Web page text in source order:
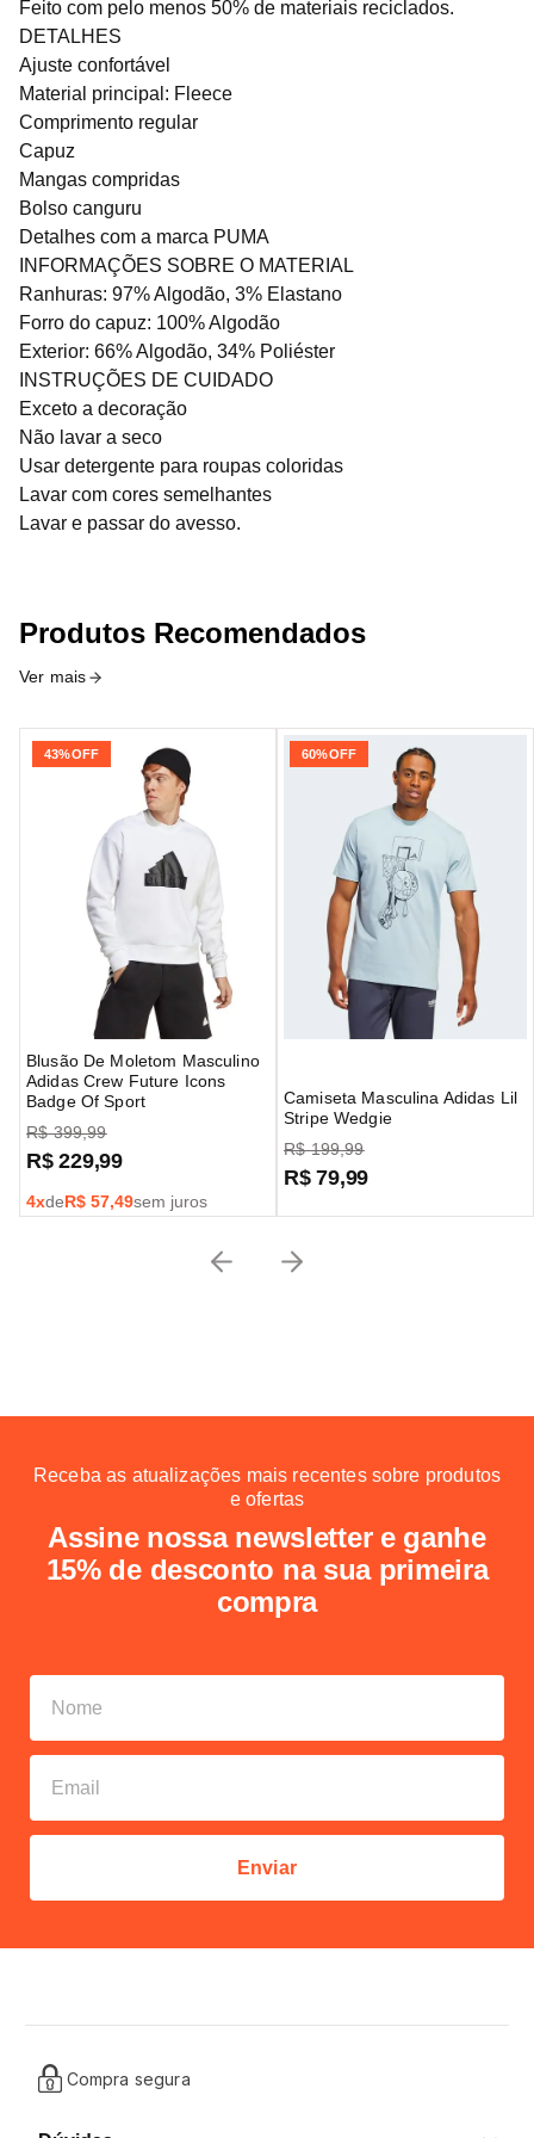
Feito com pelo menos 50% de materiais reciclados.
DETALHES
Ajuste confortável
Material principal: Fleece
Comprimento regular
Capuz
Mangas compridas
Bolso canguru
Detalhes com a marca PUMA
INFORMAÇÕES SOBRE O MATERIAL
Ranhuras: 97% Algodão, 3% Elastano
Forro do capuz: 100% Algodão
Exterior: 66% Algodão, 34% Poliéster
INSTRUÇÕES DE CUIDADO
Exceto a decoração
Não lavar a seco
Usar detergente para roupas coloridas
Lavar com cores semelhantes
Lavar e passar do avesso.
Produtos Recomendados
Ver mais
Blusão De Moletom Masculino
Adidas Crew Future Icons
Badge Of Sport
43%OFF
R$ 399,99
R$ 229,99
4xdeR$ 57,49sem juros
Camiseta Masculina Adidas Lil
Stripe Wedgie
60%OFF
R$ 199,99
R$ 79,99
Receba as atualizações mais recentes sobre produtos
e ofertas
Assine nossa newsletter e ganhe
15% de desconto na sua primeira
compra
Enviar
Compra segura